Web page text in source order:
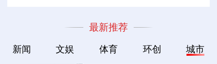
最新推荐
新闻 文娱 体育 环创 城市